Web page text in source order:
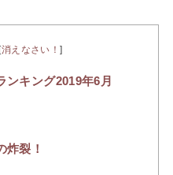
消えなさい！]
ンキング2019年6月
炸裂！